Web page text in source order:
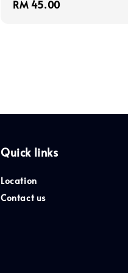
Regular
RM 45.00
Quick links
Location
Contact us